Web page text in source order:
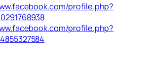
profile.php?
profile.php?